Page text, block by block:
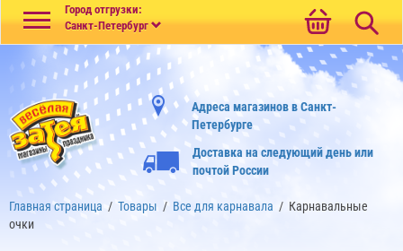
Город отгрузки:
Санкт-Петербург
Адреса магазинов в Санкт-
Петербурге
Доставка на следующий день или
почтой России
Главная страница / Товары / Все для карнавала / Карнавальные
очки